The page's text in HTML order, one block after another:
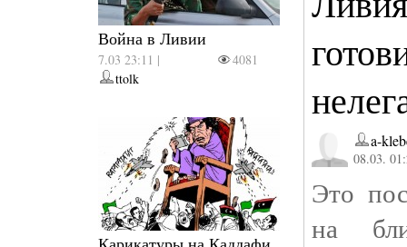
Война в Ливии
7.03 23:11 |
4081
ttolk
a-
08.03.
Это
на